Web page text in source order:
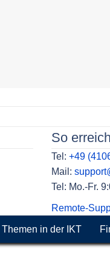
So
Tel: +49
Mail:
Tel: Mo.-Fr.
Remote-
Themen in der IKT